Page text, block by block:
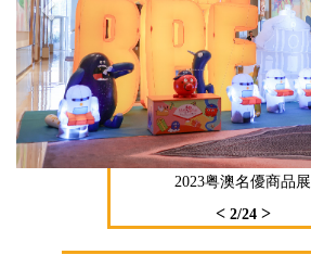
2023粤澳名優商品展
< 2/24 >